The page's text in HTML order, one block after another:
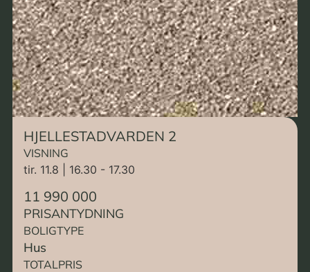
HJELLESTADVARDEN 2
VISNING
tir. 11.8 | 16.30 - 17.30
11 990 000
PRISANTYDNING
BOLIGTYPE
Hus
TOTALPRIS